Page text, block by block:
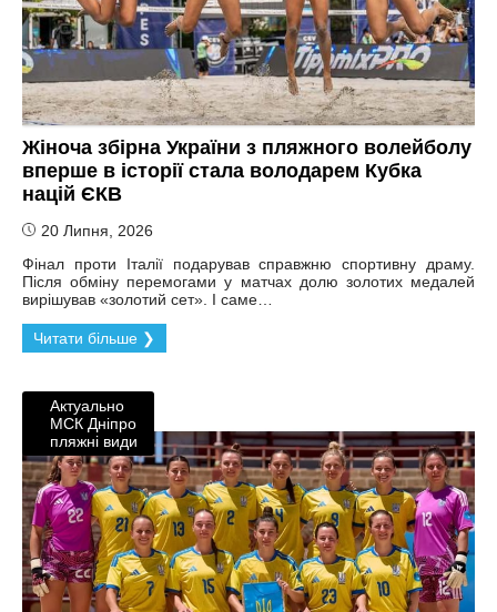
Жіноча збірна України з пляжного волейболу
вперше в історії стала володарем Кубка
націй ЄКВ
20 Липня, 2026
Фінал проти Італії подарував справжню спортивну драму.
Після обміну перемогами у матчах долю золотих медалей
вирішував «золотий сет». І саме…
Читати більше ❯
Актуально
МСК Дніпро
пляжні види